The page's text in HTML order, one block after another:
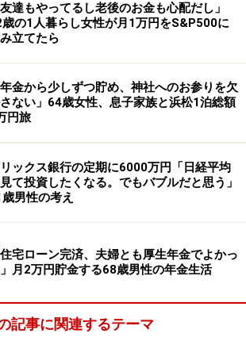
めておけばよかった。足りない」と回
「これから旅行や趣味を楽しみたいか
いて孫にも恵まれている。これから子
出かけたい」と語っています。
7000万円程度必要だったと感
資金として「5000万円」貯めることを
う。
出す費用が大変だった。収入が決して
、その頃は家族旅行や外出をすること
友達もやってるし老後のお金も心配だし」
の1人暮らし女性が月1万円をS&P500に
立てたら
年金から少しずつ貯め、神社へのお参りを欠
ない」64歳女性、息子家族と浜松1泊総額
円旅
ックス銀行の定期に6000万円「日経平均
て投資したくなる。でもバブルだと思う」
男性の考え
住宅ローン完済、夫婦とも厚生年金でよかっ
月2万円貯金する68歳男性の年金生活
記事に関連するテーマ